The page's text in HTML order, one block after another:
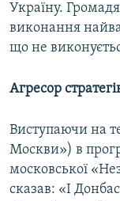
Україну.
виконання
що не
Агресор
Виступаючи на
Москви») в
московської
сказав: «І